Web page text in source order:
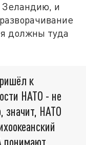
Зеландию, и
должны туда
к
НАТО - не
значит, НАТО
понимают,